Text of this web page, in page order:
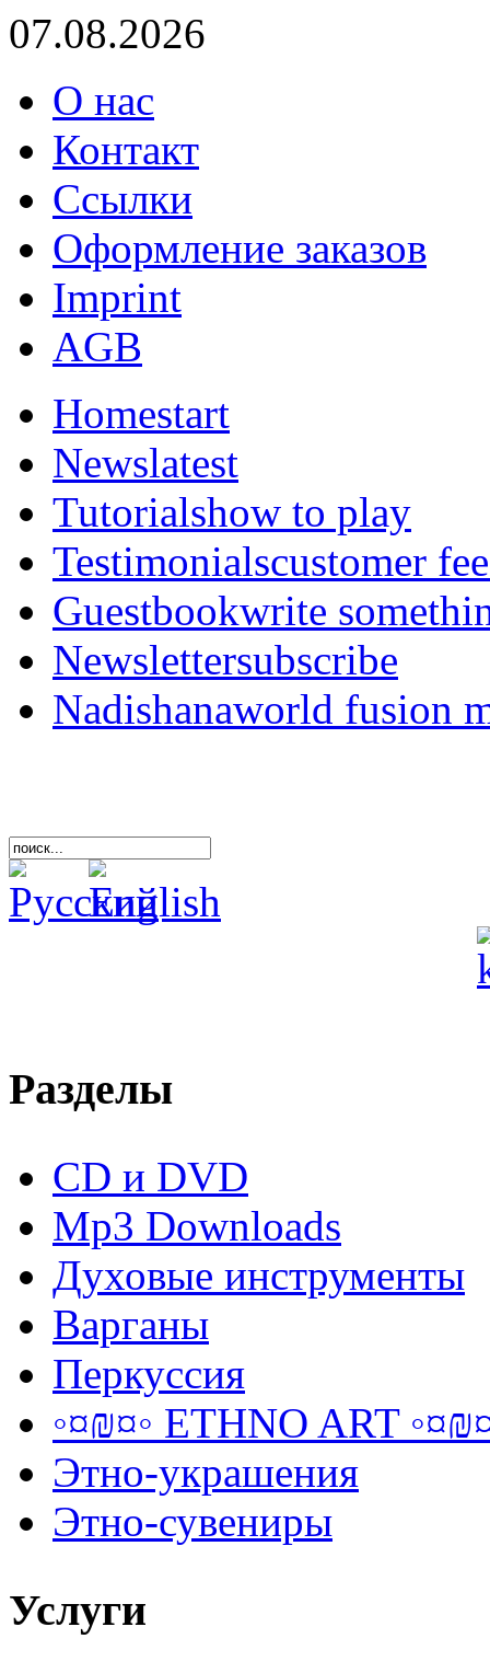
07.08.2026
О нас
Контакт
Ссылки
Оформление заказов
Imprint
AGB
Homestart
Newslatest
Tutorialshow to play
Testimonialscustomer
Guestbookwrite
Newslettersubscribe
Nadishanaworld fusion
Разделы
CD и DVD
Mp3 Downloads
Духовые инструменты
Варганы
Перкуссия
◦¤₪¤◦ ETHNO ART
Этно-украшения
Этно-сувениры
Услуги